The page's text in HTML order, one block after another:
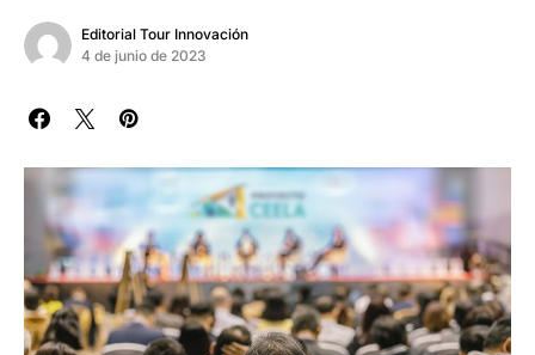
Editorial Tour Innovación
4 de junio de 2023